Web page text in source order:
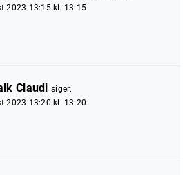
2023 13:15 kl. 13:15
Claudi siger:
2023 13:20 kl. 13:20